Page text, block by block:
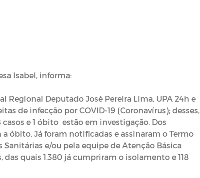
Isabel, informa:
Deputado José Pereira Lima, UPA 24h e
de infecção por COVID-19 (Coronavírus); desses,
e 1 óbito estão em investigação. Dos
óbito. Já foram notificadas e assinaram o Termo
e/ou pela equipe de Atenção Básica
das quais 1.380 já cumpriram o isolamento e 118